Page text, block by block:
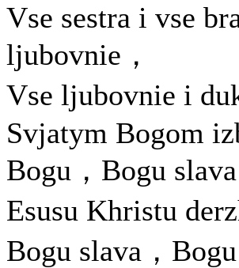
Vse sestra i vse
ljubovnie，
Vse ljubovnie i
Svjatym Bogom
Bogu，Bogu slava
Esusu Khristu
Bogu slava，